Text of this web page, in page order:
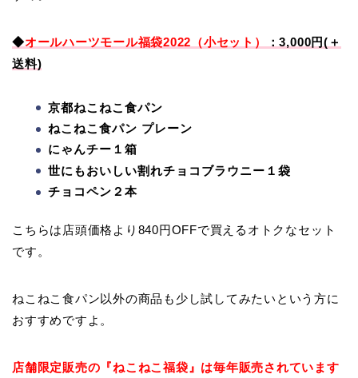
◆オールハーツモール福袋2022（小セット）
：3,000円(＋
送料)
京都ねこねこ食パン
ねこねこ食パン プレーン
にゃんチー１箱
世にもおいしい割れチョコブラウニー１袋
チョコペン２本
こちらは店頭価格より840円OFFで買えるオトクなセット
です。
ねこねこ食パン以外の商品も少し試してみたいという方に
おすすめですよ。
店舗限定販売の『ねこねこ福袋』は毎年販売されています